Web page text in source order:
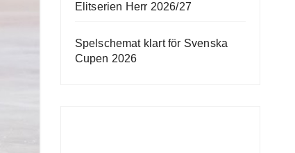
Elitserien Herr 2026/27
Spelschemat klart för Svenska
Cupen 2026